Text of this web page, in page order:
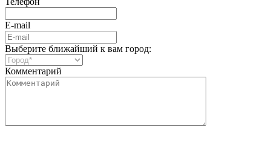
E-mail
Выберите ближайший к вам город:
Комментарий